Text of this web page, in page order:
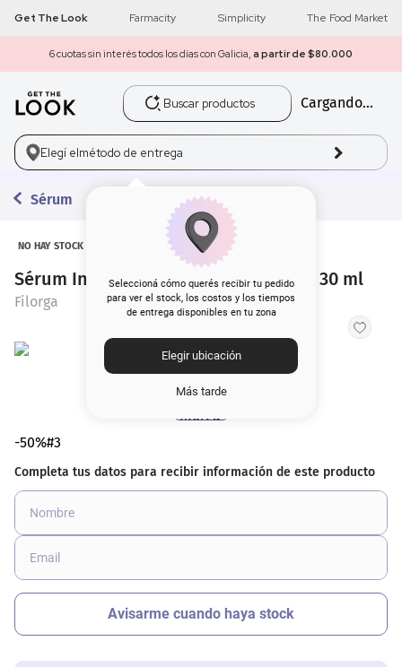
Get The Look Farmacity Simplicity The Food Market
6 cuotas sin interés todos los días con Galicia, a partir de $80.000
Buscar productos
Cargando...
Elegí elmétodo de entrega
Seleccioná cómo querés recibir tu pedido
para ver el stock, los costos y los tiempos
de entrega disponibles en tu zona
Elegir ubicación
Más tarde
Sérum
NO HAY STOCK
Sérum Intensivo Filorga Age-Purify x 30 ml
Filorga
-50%#3
1 get the look
2 máscara pestañas
3.
5. corrector
9. cher
10. nyx